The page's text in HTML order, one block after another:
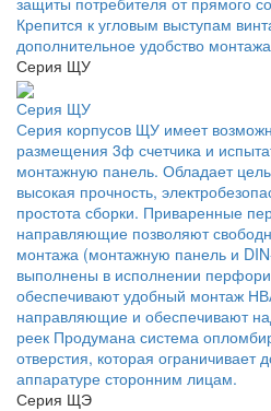
Крепится к угловым выступам
дополнительное удобство
Серия ЩУ
Серия ЩУ
Серия корпусов ЩУ имеет
размещения 3ф счетчика и
монтажную панель. Обладает
высокая прочность,
простота сборки. Приваренные
направляющие позволяют
монтажа (монтажную панель и
выполнены в исполнении
обеспечивают удобный монтаж
направляющие и обеспечивают
реек Продумана система
отверстия, которая ограничивает
аппаратуре сторонним лицам.
Серия ЩЭ